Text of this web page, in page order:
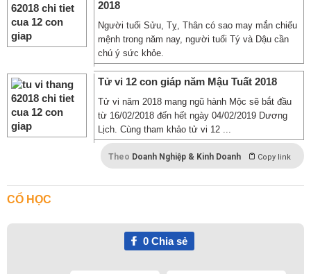
2018
Người tuổi Sửu, Tỵ, Thân có sao may mắn chiếu
mệnh trong năm nay, người tuổi Tý và Dậu cần
chú ý sức khỏe.
Tử vi 12 con giáp năm Mậu Tuất 2018
Tử vi năm 2018 mang ngũ hành Mộc sẽ bắt đầu
từ 16/02/2018 đến hết ngày 04/02/2019 Dương
Lịch. Cùng tham khảo tử vi 12 ...
Theo Doanh Nghiệp & Kinh Doanh Copy link
CỔ HỌC
0Chia sẻ